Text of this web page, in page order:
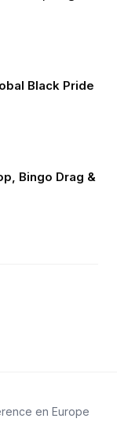
Black Pride
Bingo Drag &
en Europe